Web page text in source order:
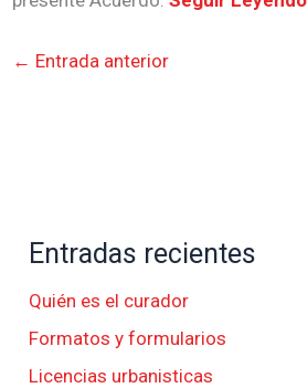
← Entrada anterior
Entradas recientes
Quién es el curador
Formatos y formularios
Licencias urbanisticas